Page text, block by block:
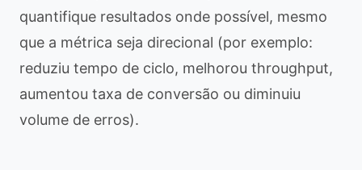
quantifique resultados onde possível, mesmo
que a métrica seja direcional (por exemplo:
reduziu tempo de ciclo, melhorou throughput,
aumentou taxa de conversão ou diminuiu
volume de erros).